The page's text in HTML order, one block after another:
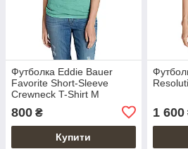
Футболка Eddie Bauer
Favorite Short-Sleeve
Crewneck T-Shirt M
800 ₴
Купити
1 600